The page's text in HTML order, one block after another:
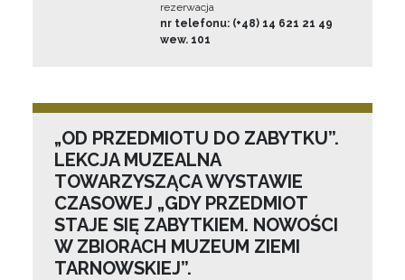
rezerwacja
nr telefonu: (+48) 14 621 21 49
wew. 101
„OD PRZEDMIOTU DO ZABYTKU”.
LEKCJA MUZEALNA
TOWARZYSZĄCA WYSTAWIE
CZASOWEJ „GDY PRZEDMIOT
STAJE SIĘ ZABYTKIEM. NOWOŚCI
W ZBIORACH MUZEUM ZIEMI
TARNOWSKIEJ”.